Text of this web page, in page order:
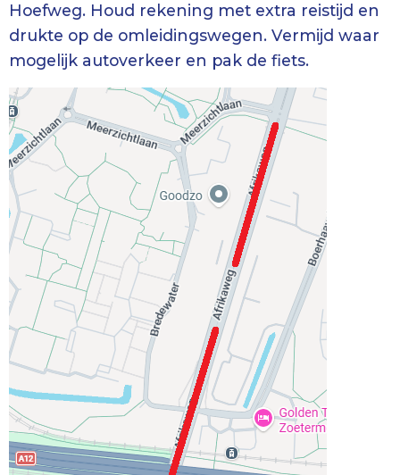
Hoefweg. Houd rekening met extra reistijd en
drukte op de omleidingswegen. Vermijd waar
mogelijk autoverkeer en pak de fiets.